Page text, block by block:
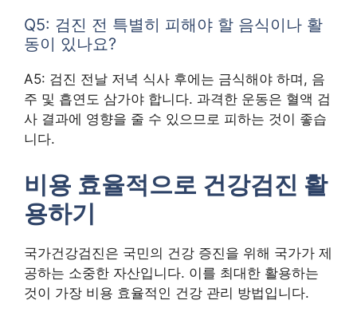
Q5: 검진 전 특별히 피해야 할 음식이나 활
동이 있나요?
A5: 검진 전날 저녁 식사 후에는 금식해야 하며, 음
주 및 흡연도 삼가야 합니다. 과격한 운동은 혈액 검
사 결과에 영향을 줄 수 있으므로 피하는 것이 좋습
니다.
비용 효율적으로 건강검진 활
용하기
국가건강검진은 국민의 건강 증진을 위해 국가가 제
공하는 소중한 자산입니다. 이를 최대한 활용하는
것이 가장 비용 효율적인 건강 관리 방법입니다.